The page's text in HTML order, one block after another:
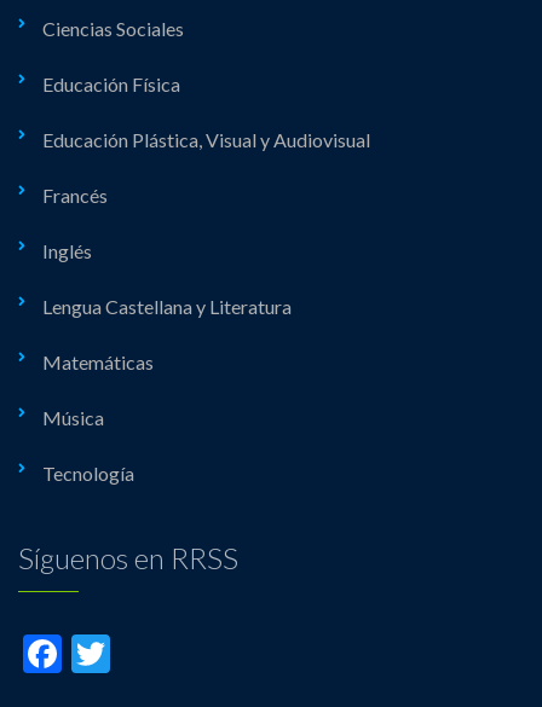
Ciencias Sociales
Educación Física
Educación Plástica, Visual y Audiovisual
Francés
Inglés
Lengua Castellana y Literatura
Matemáticas
Música
Tecnología
Síguenos en RRSS
Facebook